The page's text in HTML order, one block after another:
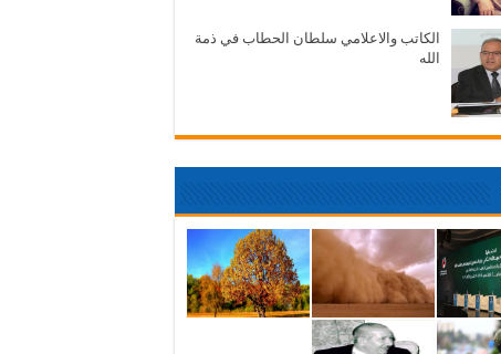
الكاتب والاعلامي سلطان الحطاب في ذمة
الله